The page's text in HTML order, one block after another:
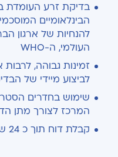
בדיקת זרע העומדת
הבינלאומיים
להנחיות של ארגון
העולמי, ה-WHO
זמינות גבוהה,
לביצוע מיידי של
שימוש בחדרים
המרכז לצורך מתן
קבלת דוח תוך כ 24 שעות